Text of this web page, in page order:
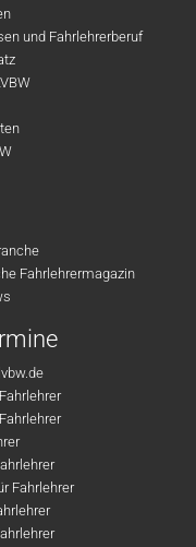
und Fahrlehrerberuf
Fahrlehrermagazin
Fahrlehrer